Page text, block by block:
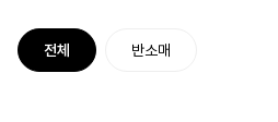
전체 반소매